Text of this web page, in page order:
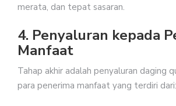
merata, dan tepat sasaran.
4. Penyaluran kepada
Manfaat
Tahap akhir adalah penyaluran daging
para penerima manfaat yang terdiri dari: